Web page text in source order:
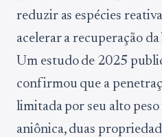
reduzir as espécies
acelerar a recuperação
Um estudo de 2025
confirmou que a
limitada por seu alto
aniônica, duas